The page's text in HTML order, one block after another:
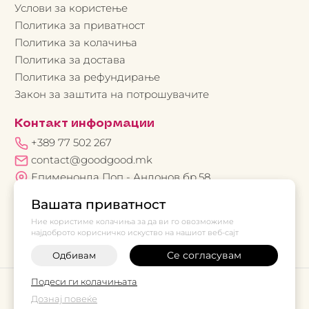
Вашата приватност
Ние користиме колачиња за да ви го овозможиме
најдоброто корисничко искуство на нашиот веб-сајт
Одбивам Се согласувам
Подеси ги колачињата
Дознај повеќе
Услови за користење
Политика за приватност
Политика за колачиња
Политика за достава
Политика за рефундирање
Закон за заштита на потрошувачите
Контакт информации
+389 77 502 267
contact@goodgood.mk
Епименонда Поп - Андонов бр.58
©2026Vendor x
Поставки за колачиња